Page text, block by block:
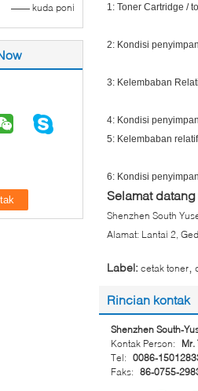
—— kuda poni
1: Toner Cartridge /
2: Kondisi
3: Kelembaban
4: Kondisi
5: Kelembaban
6: Kondisi
Selamat
Shenzhen South
Alamat: Lantai 2,
Label: cetak toner
Rincian kontak
Shenzhen South-
Kontak Person:
Mr.
Tel: 0086-
Faks: 86-0755-